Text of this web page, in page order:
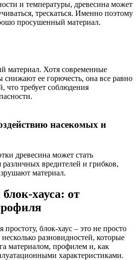
и температуры, древесина может
трескаться. Именно поэтому
просушенный материал.
материал. Хотя современные
ее горючесть, она все равно
что требует соблюдения
насекомых и
древесина может стать
различных вредителей и грибков,
материал.
хауса: от
блок-хаус – это не просто
разновидностей, которые
материалом, профилем и, как
характеристиками.